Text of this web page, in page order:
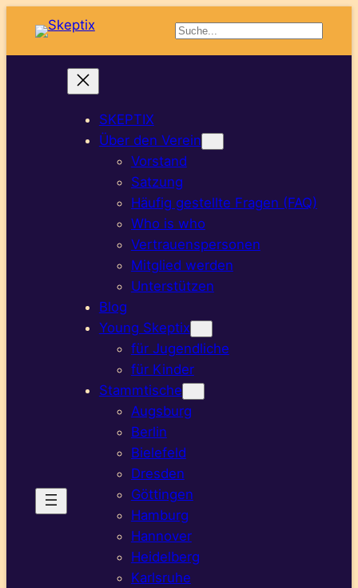
Suchen
SKEPTIX
Über den Verein
Vorstand
Satzung
Häufig gestellte Fragen (FAQ)
Who is who
Vertrauenspersonen
Mitglied werden
Unterstützen
Blog
Young Skeptix
für Jugendliche
für Kinder
Stammtische
Augsburg
Berlin
Bielefeld
Dresden
Göttingen
Hamburg
Hannover
Heidelberg
Karlsruhe